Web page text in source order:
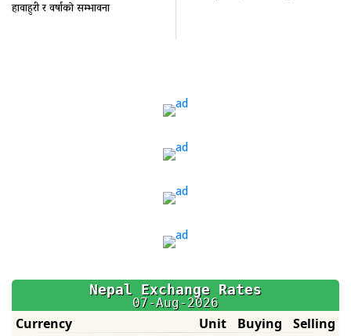
हावाहुरी र वर्षाकाे सम्भावना